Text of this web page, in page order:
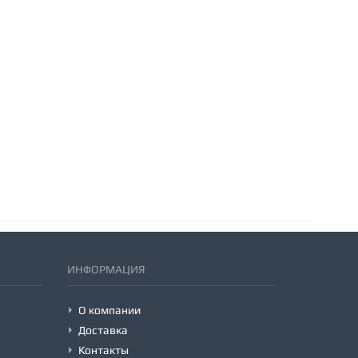
ИНФОРМАЦИЯ
О компании
Доставка
Контакты